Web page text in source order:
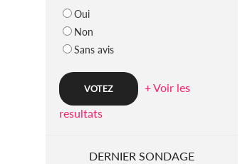
Oui
Non
Sans avis
+ Voir les
resultats
DERNIER SONDAGE